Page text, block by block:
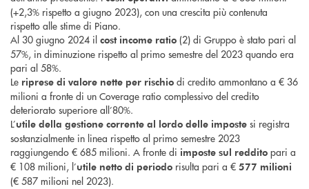
(+2,3% rispetto a giugno 2023), con una crescita più contenuta
rispetto alle stime di Piano.
Al 30 giugno 2024 il cost income ratio (2) di Gruppo è stato pari al
57%, in diminuzione rispetto al primo semestre del 2023 quando era
pari al 58%.
Le riprese di valore nette per rischio di credito ammontano a € 36
milioni a fronte di un Coverage ratio complessivo del credito
deteriorato superiore all’80%.
L’utile della gestione corrente al lordo delle imposte si registra
sostanzialmente in linea rispetto al primo semestre 2023
raggiungendo € 685 milioni. A fronte di imposte sul reddito pari a
€ 108 milioni, l’utile netto di periodo risulta pari a € 577 milioni
(€ 587 milioni nel 2023).